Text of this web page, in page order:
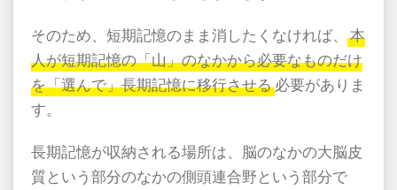
そのため、短期記憶のまま消したくなければ、
本
人が短期記憶の「山」のなかから必要なものだけ
を「選んで」長期記憶に移行させる 必要がありま
す。
長期記憶が収納される場所は、脳のなかの大脳皮
質という部分のなかの側頭連合野という部分で